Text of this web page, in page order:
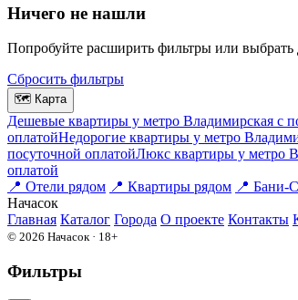
Ничего не нашли
Попробуйте расширить фильтры или выбрать
Сбросить фильтры
🗺 Карта
Дешевые квартиры у метро Владимирская c
оплатойНедорогие квартиры у метро
посуточной оплатойЛюкс квартиры у метро
оплатой
📍 Отели рядом 📍 Квартиры рядом 📍 Бани-
Начасок
Главная Каталог Города О проекте Контакты
© 2026 Начасок · 18+
Фильтры